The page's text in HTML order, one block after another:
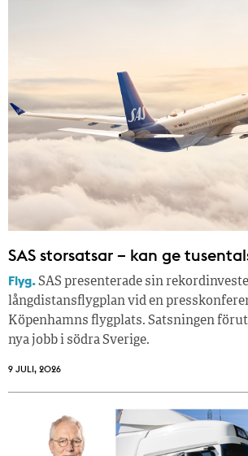
SAS storsatsar – kan ge
Flyg.SAS presenterade sin
långdistansflygplan vid en
Köpenhamns flygplats. Satsningen
nya jobb i södra Sverige.
9 JULI, 2026